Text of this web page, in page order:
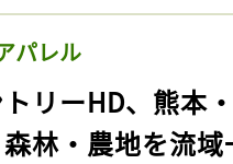
パレル
トリーHD、熊本
林・農地を流